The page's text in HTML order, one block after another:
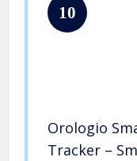
10
Orologio
Tracker –